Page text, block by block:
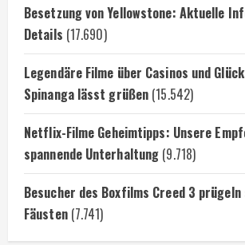
Besetzung von Yellowstone: Aktuelle
Details (17.690)
Legendäre Filme über Casinos und
Spinanga lässt grüßen (15.542)
Netflix-Filme Geheimtipps: Unsere
spannende Unterhaltung (9.718)
Besucher des Boxfilms Creed 3
Fäusten (7.741)